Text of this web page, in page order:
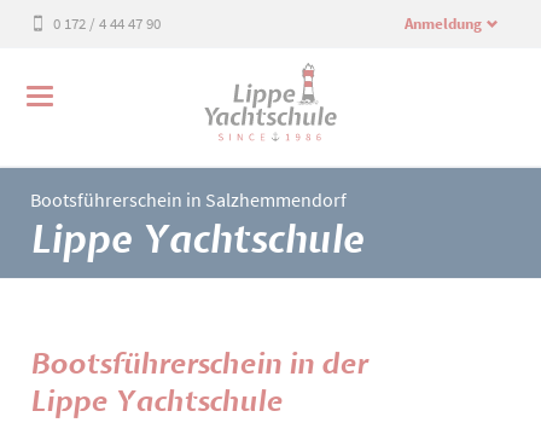
0 172 / 4 44 47 90 Anmeldung
Bootsführerschein in Salzhemmendorf
Lippe Yachtschule
Bootsführerschein in der
Lippe Yachtschule